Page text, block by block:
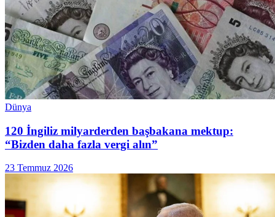
Dünya
120 İngiliz milyarderden başbakana mektup:
“Bizden daha fazla vergi alın”
23 Temmuz 2026